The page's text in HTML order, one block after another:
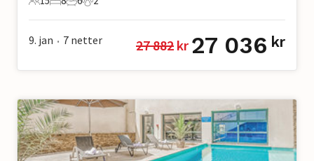
15 Gjester
8 Soverom
6 Bad2 Kjæledyr
9. jan • 7 netter 27 882 kr 27 036 kr